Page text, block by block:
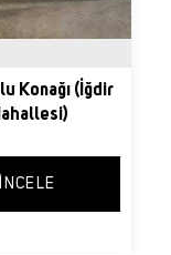
Konağı (İğdir
İNCELE